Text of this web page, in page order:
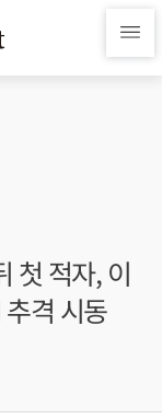
첫 적자, 이
격 시동